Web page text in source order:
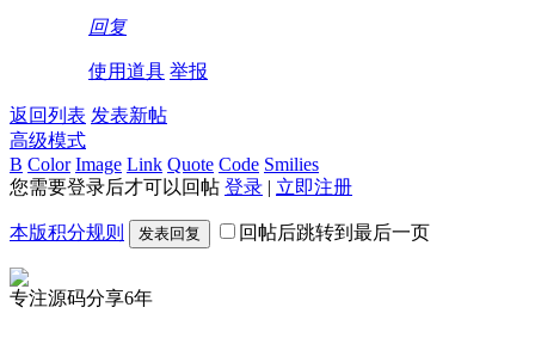
回复
使用道具 举报
返回列表 发表新帖
高级模式
B Color Image Link Quote Code Smilies
您需要登录后才可以回帖 登录 | 立即注册
本版积分规则 发表回复 回帖后跳转到最后一页
专注源码分享6年